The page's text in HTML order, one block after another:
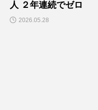
人 ２年連続でゼロ
2026.05.28